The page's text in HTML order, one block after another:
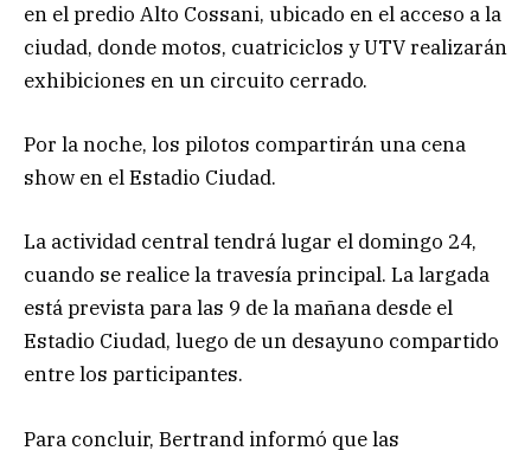
en el predio Alto Cossani, ubicado en el acceso a la
ciudad, donde motos, cuatriciclos y UTV realizarán
exhibiciones en un circuito cerrado.
Por la noche, los pilotos compartirán una cena
show en el Estadio Ciudad.
La actividad central tendrá lugar el domingo 24,
cuando se realice la travesía principal. La largada
está prevista para las 9 de la mañana desde el
Estadio Ciudad, luego de un desayuno compartido
entre los participantes.
Para concluir, Bertrand informó que las